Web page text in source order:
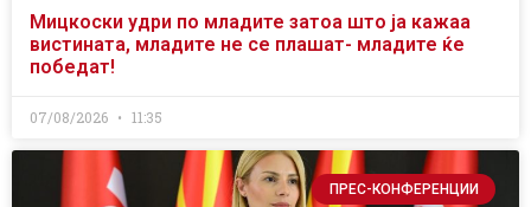
Мицкоски удри по младите затоа што ја кажаа
вистината, младите не се плашат- младите ќе
победат!
07/08/2026 11:35
ПРЕС-КОНФЕРЕНЦИИ